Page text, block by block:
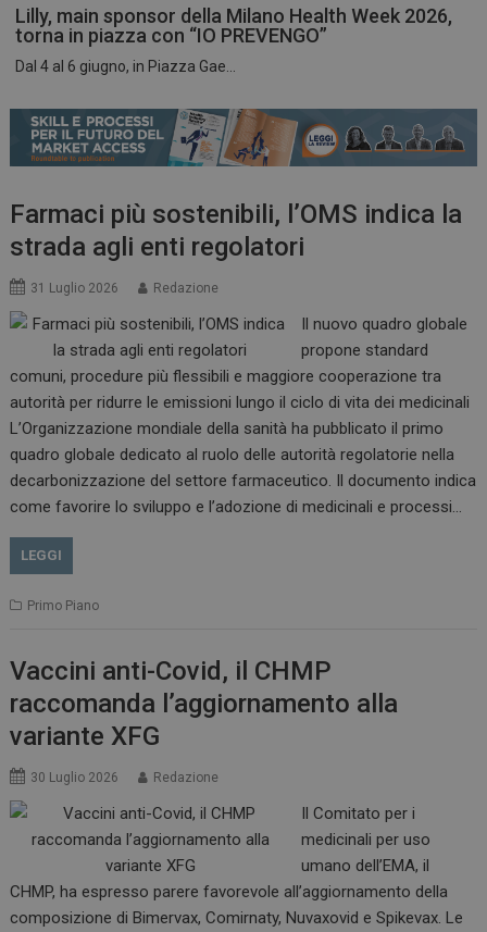
Lilly, main sponsor della Milano Health Week 2026,
torna in piazza con “IO PREVENGO”
Dal 4 al 6 giugno, in Piazza Gae...
Farmaci più sostenibili, l’OMS indica la
strada agli enti regolatori
31 Luglio 2026 Redazione
Il nuovo quadro globale
propone standard
comuni, procedure più flessibili e maggiore cooperazione tra
autorità per ridurre le emissioni lungo il ciclo di vita dei medicinali
L’Organizzazione mondiale della sanità ha pubblicato il primo
quadro globale dedicato al ruolo delle autorità regolatorie nella
decarbonizzazione del settore farmaceutico. Il documento indica
come favorire lo sviluppo e l’adozione di medicinali e processi…
LEGGI
Primo Piano
Vaccini anti-Covid, il CHMP
raccomanda l’aggiornamento alla
variante XFG
30 Luglio 2026 Redazione
Il Comitato per i
medicinali per uso
umano dell’EMA, il
CHMP, ha espresso parere favorevole all’aggiornamento della
composizione di Bimervax, Comirnaty, Nuvaxovid e Spikevax. Le
ARRAffinitySameSite
Microsoft Corporation
.www.dailyhealthindustry.it
Sessione
www.dailyhealthindustry.it
tracking-sites-
www.dailyhealthindustry.it
2 giorni